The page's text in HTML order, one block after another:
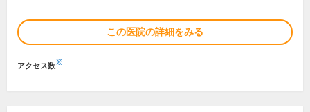
この医院の詳細をみる
アクセス数※